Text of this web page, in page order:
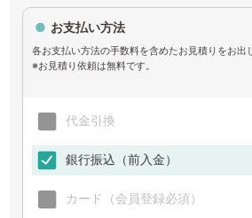
お支払い方法
各お支払い方法の手数料を含めたお見積りをお出
※お見積り依頼は無料です。
代金引換
銀行振込（前入金）
カード（会員登録必須）